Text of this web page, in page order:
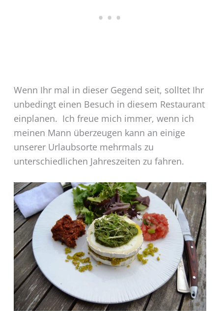
Wenn Ihr mal in dieser Gegend seit, solltet Ihr
unbedingt einen Besuch in diesem Restaurant
einplanen. Ich freue mich immer, wenn ich
meinen Mann überzeugen kann an einige
unserer Urlaubsorte mehrmals zu
unterschiedlichen Jahreszeiten zu fahren.